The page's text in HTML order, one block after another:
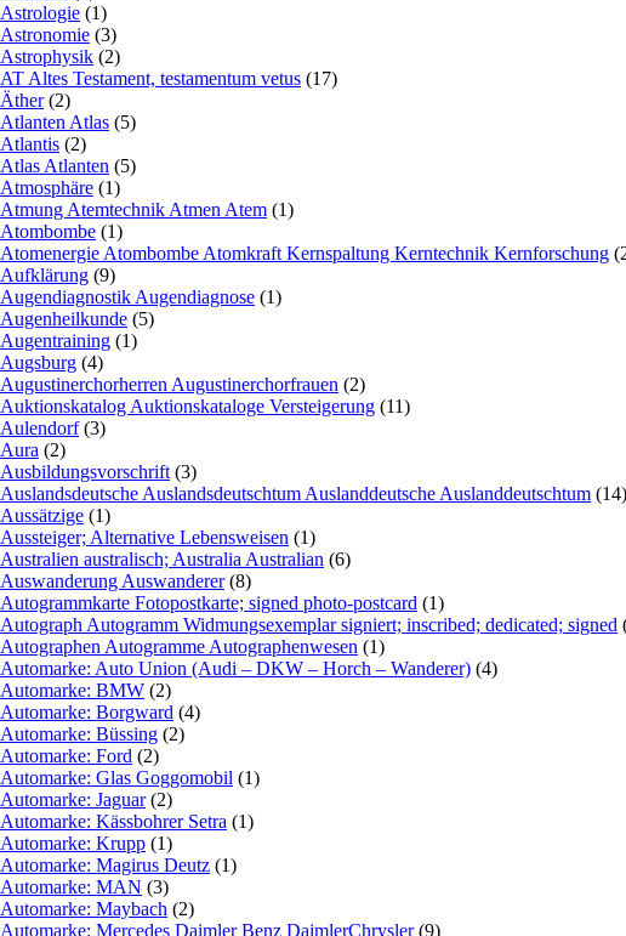
Astrologie (1)
Astronomie (3)
Astrophysik (2)
AT Altes Testament, testamentum vetus (17)
Äther (2)
Atlanten Atlas (5)
Atlantis (2)
Atlas Atlanten (5)
Atmosphäre (1)
Atmung Atemtechnik Atmen Atem (1)
Atombombe (1)
Atomenergie Atombombe Atomkraft Kernspaltung Kerntechnik Kernforschung
Aufklärung (9)
Augendiagnostik Augendiagnose (1)
Augenheilkunde (5)
Augentraining (1)
Augsburg (4)
Augustinerchorherren Augustinerchorfrauen (2)
Auktionskatalog Auktionskataloge Versteigerung (11)
Aulendorf (3)
Aura (2)
Ausbildungsvorschrift (3)
Auslandsdeutsche Auslandsdeutschtum Auslanddeutsche Auslanddeutschtum (14)
Aussätzige (1)
Aussteiger; Alternative Lebensweisen (1)
Australien australisch; Australia Australian (6)
Auswanderung Auswanderer (8)
Autogrammkarte Fotopostkarte; signed photo-postcard (1)
Autograph Autogramm Widmungsexemplar signiert; inscribed; dedicated; signed
Autographen Autogramme Autographenwesen (1)
Automarke: Auto Union (Audi – DKW – Horch – Wanderer) (4)
Automarke: BMW (2)
Automarke: Borgward (4)
Automarke: Büssing (2)
Automarke: Ford (2)
Automarke: Glas Goggomobil (1)
Automarke: Jaguar (2)
Automarke: Kässbohrer Setra (1)
Automarke: Krupp (1)
Automarke: Magirus Deutz (1)
Automarke: MAN (3)
Automarke: Maybach (2)
Automarke: Mercedes Daimler Benz DaimlerChrysler (9)